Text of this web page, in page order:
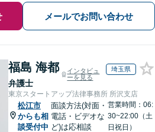
メールでお問い合わせ
福島 海都
弁護士
インタビュ
ーを見る
埼玉県
東京スタートアップ法律事務所 所沢支店
松江市
からも相
談受付中
面談方法(対面・
電話・ビデオな
ど)は応相談
営業時間：06:
30~22:00（土
日祝日）